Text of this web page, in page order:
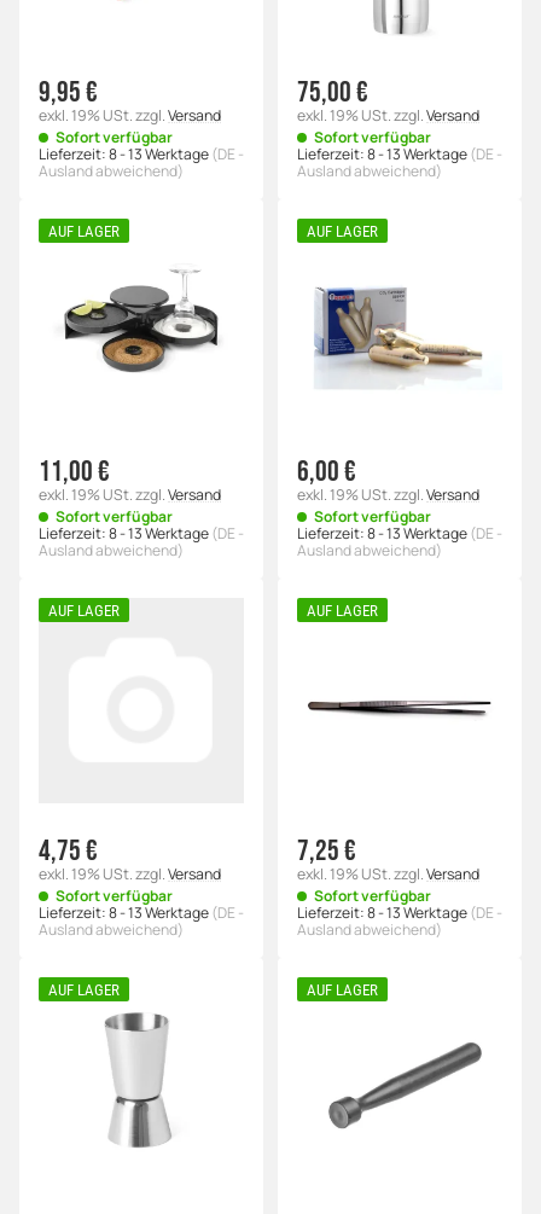
9,95 €
exkl. 19% USt.zzgl.Versand
Sofort verfügbar
Lieferzeit:8 - 13 Werktage(DE -
Ausland abweichend)
75,00 €
exkl. 19% USt.zzgl.Versand
Sofort verfügbar
Lieferzeit:8 - 13 Werktage(DE -
Ausland abweichend)
AUF LAGER
11,00 €
exkl. 19% USt.zzgl.Versand
Sofort verfügbar
Lieferzeit:8 - 13 Werktage(DE -
Ausland abweichend)
AUF LAGER
6,00 €
exkl. 19% USt.zzgl.Versand
Sofort verfügbar
Lieferzeit:8 - 13 Werktage(DE -
Ausland abweichend)
AUF LAGER
4,75 €
exkl. 19% USt.zzgl.Versand
Sofort verfügbar
Lieferzeit:8 - 13 Werktage(DE -
Ausland abweichend)
AUF LAGER
7,25 €
exkl. 19% USt.zzgl.Versand
Sofort verfügbar
Lieferzeit:8 - 13 Werktage(DE -
Ausland abweichend)
AUF LAGER AUF LAGER